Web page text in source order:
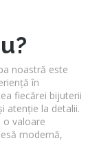
noastră este
în
fiecărei bijuterii
atenție la detalii.
o valoare
modernă,